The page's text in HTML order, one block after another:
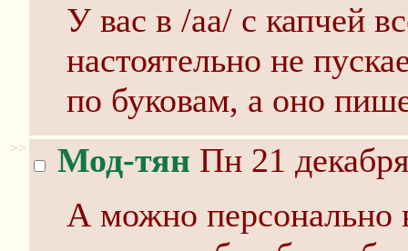
У вас в /аа/ с капчей
настоятельно не
по буковам, а оно
>> Мод-тян Пн 21
А можно персонально